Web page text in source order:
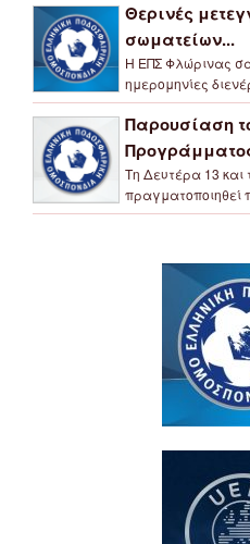
Θερινές
σωματείων...
Η ΕΠΣ Φλώρινας
ημερομηνίες
Παρουσίαση
Τη Δευτέρα 13 και
πραγματοποιηθεί